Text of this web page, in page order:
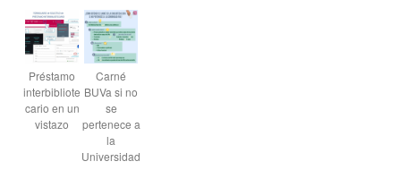
Préstamo
interbibliote
cario en un
vistazo
Carné
BUVa si no
se
pertenece a
la
Universidad